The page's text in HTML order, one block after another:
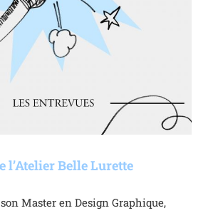
l’Atelier Belle Lurette
Master en Design Graphique,